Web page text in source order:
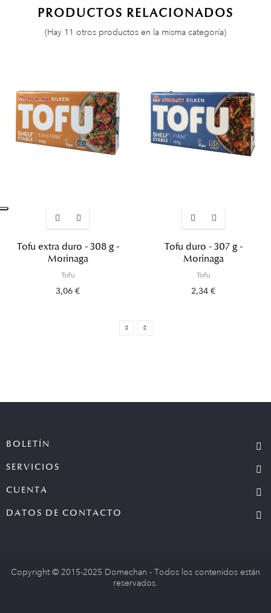
PRODUCTOS RELACIONADOS
(Hay 11 otros productos en la misma categoría)
Tofu extra duro - 308 g -
Morinaga
Tofu
3,06 €
Tofu duro - 307 g -
Morinaga
Tofu
2,34 €
BOLETÍN
SERVICIOS
CUENTA
DATOS DE CONTACTO
Copyright © 2015-2025 Domechan - Todos los contenidos están
reservados.